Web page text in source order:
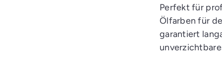
Perfekt für
Ölfarben für
garantiert